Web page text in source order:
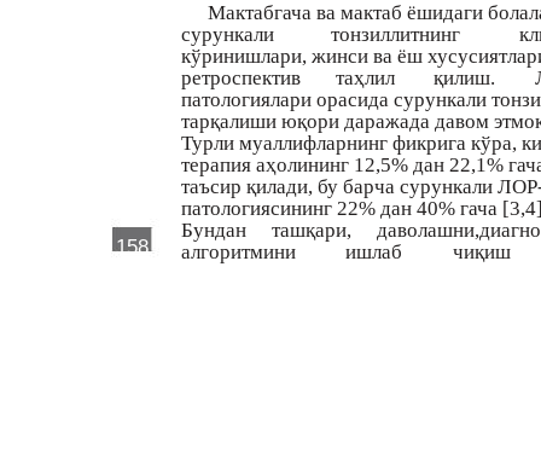
158
Мактабгача ва мактаб ёшидаги
сурункали
тонзиллитнинг
кўринишлари, жинси ва ёш
ретроспектив
таҳлил қилиш.
патологиялари орасида сурункали
тарқалиши юқори даражада давом
Турли муаллифларнинг фикрига кўра,
терапия аҳолининг 12,5% дан 22,1%
таъсир қилади, бу барча сурункали
патологиясининг 22% дан 40% гача
Бундан
ташқари,
алгоритмини
ишлаб чиқиш